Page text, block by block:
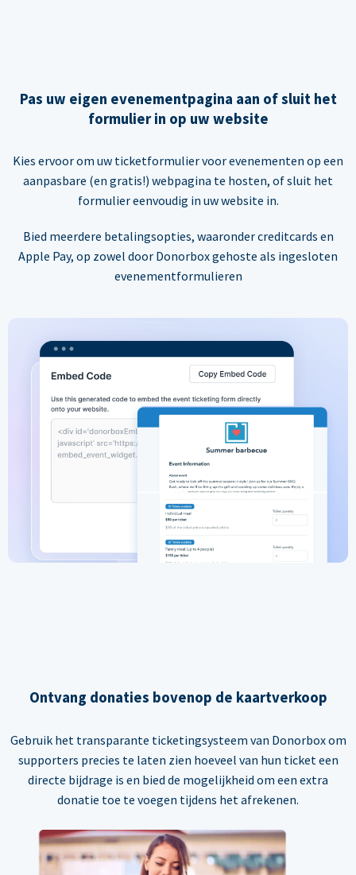
Pas uw eigen evenementpagina aan of sluit het
formulier in op uw website
Kies ervoor om uw ticketformulier voor evenementen op een
aanpasbare (en gratis!) webpagina te hosten, of sluit het
formulier eenvoudig in uw website in.
Bied meerdere betalingsopties, waaronder creditcards en
Apple Pay, op zowel door Donorbox gehoste als ingesloten
evenementformulieren
Ontvang donaties bovenop de kaartverkoop
Gebruik het transparante ticketingsysteem van Donorbox om
supporters precies te laten zien hoeveel van hun ticket een
directe bijdrage is en bied de mogelijkheid om een extra
donatie toe te voegen tijdens het afrekenen.